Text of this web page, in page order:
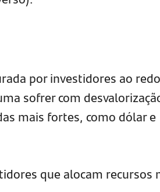
por investidores ao
sofrer com
mais fortes, como dólar e
que alocam recursos